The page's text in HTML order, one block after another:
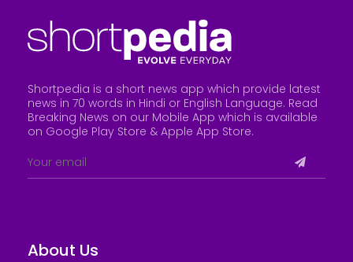
Shortpedia is a short news app which provide latest
news in 70 words in Hindi or English Language. Read
Breaking News on our Mobile App which is available
on Google Play Store & Apple App Store.
About Us